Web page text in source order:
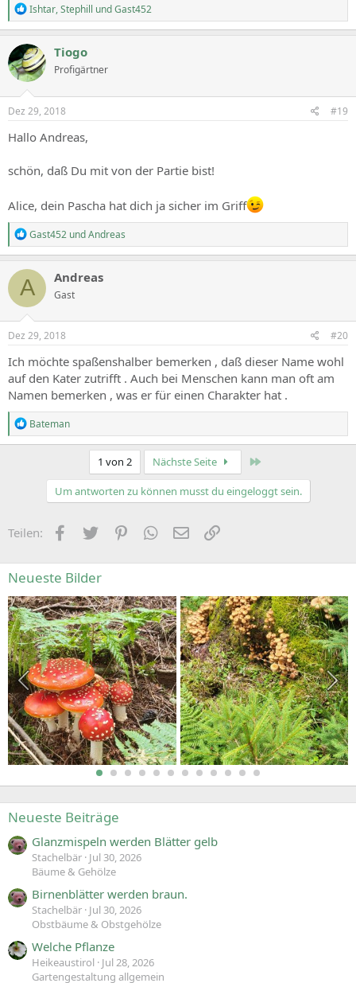
R
e
a
c
t
i
o
n
s
Ishtar,Stephill undGast452
Tiogo
Profigärtner
Dez 29, 2018 #19
Hallo Andreas,
schön, daß Du mit von der Partie bist!
Alice, dein Pascha hat dich ja sicher im Griff
R
e
a
c
t
o
n
s
Gast452 undAndreas
A Andreas
Gast
Dez 29, 2018 #20
Ich möchte spaßenshalber bemerken , daß dieser Name wohl
auf den Kater zutrifft . Auch bei Menschen kann man oft am
Namen bemerken , was er für einen Charakter hat .
R
e
a
:
Bateman
1 von 2 Nächste Seite
Um antworten zu können musst du eingeloggt sein.
Teilen: FacebookZwitschernPinterestWhatsApp
E-Mail
Neueste Bilder
Neueste Beiträge
Glanzmispeln werden Blätter gelb
Stachelbär Jul 30, 2026
Bäume & Gehölze
Birnenblätter werden braun.
Stachelbär Jul 30, 2026
Obstbäume & Obstgehölze
Welche Pflanze
Heikeaustirol
Jul 28, 2026
Gartengestaltung allgemein